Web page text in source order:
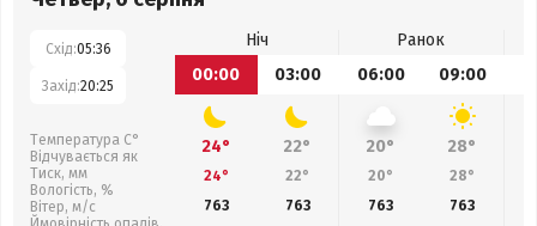
Схід:05:36
Захід:20:25
Температура С°
Відчувається як
Тиск, мм
Вологість, %
Вітер, м/с
Ніч
Ранок
00:00
03:00 06:00 09:00
24° 22° 20° 28°
24° 22° 20° 28°
763
763 763 763